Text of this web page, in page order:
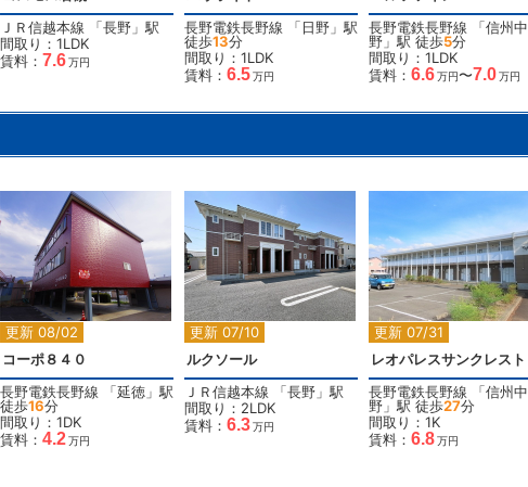
ＪＲ信越本線 「長野 」駅
間取り：1LDK
賃料： 7.6万円
長野電鉄長野線 「日野 」駅
徒歩13分
間取り：1LDK
賃料： 6.5万円
長野電鉄長野線 「信州中
野 」駅 徒歩5分
間取り：1LDK
賃料： 6.6万円〜7.0万円
更新 08/02
2
コーポ８４０
長野電鉄長野線 「延徳 」駅
徒歩16分
間取り：1DK
賃料： 4.2万円
更新 07/10
2
ルクソール
ＪＲ信越本線 「長野 」駅
間取り：2LDK
賃料： 6.3万円
更新 07/31
2
レオパレスサンクレスト
長野電鉄長野線 「信州中
野 」駅 徒歩27分
間取り：1K
賃料： 6.8万円